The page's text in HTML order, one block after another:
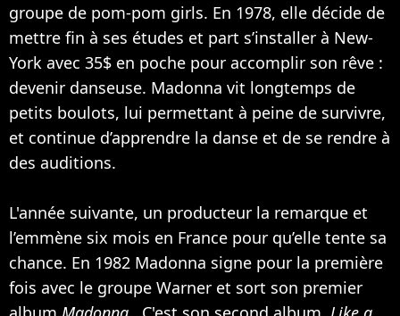
groupe de pom-pom girls. En 1978, elle décide de
mettre fin à ses études et part s’installer à New-
York avec 35$ en poche pour accomplir son rêve :
devenir danseuse. Madonna vit longtemps de
petits boulots, lui permettant à peine de survivre,
et continue d’apprendre la danse et de se rendre à
des auditions.
L'année suivante, un producteur la remarque et
l’emmène six mois en France pour qu’elle tente sa
chance. En 1982 Madonna signe pour la première
fois avec le groupe Warner et sort son premier